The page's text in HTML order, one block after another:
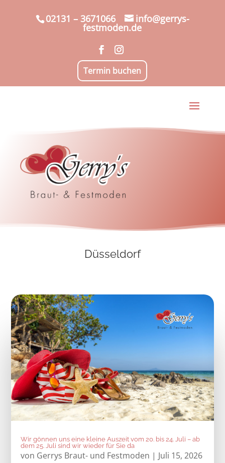
02131 – 3671066 info@gerrys-
festmoden.de
Termin buchen
Düsseldorf
Wir gönnen uns eine kleine Auszeit vom 20. bis 24. Juli – ab
dem 25. Juli sind wir wieder für Sie da
von Gerrys Braut- und Festmoden | Juli 15, 2026